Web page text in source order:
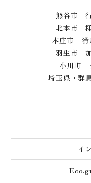
熊谷市
北本市
本庄市 滑
羽生市
小川町
埼玉県・群
イ